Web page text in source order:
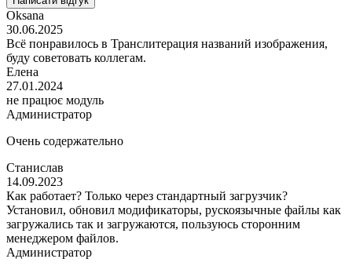
Oksana
30.06.2025
Всё понравилось в Транслитерация названий изображения,
буду советовать коллегам.
Елена
27.01.2024
не працює модуль
Администратор
Очень содержательно
Станислав
14.09.2023
Как работает? Только через стандартный загрузчик?
Установил, обновил модификаторы, рускоязычные файлы как
загружались так и загружаются, пользуюсь сторонним
менеджером файлов.
Администратор